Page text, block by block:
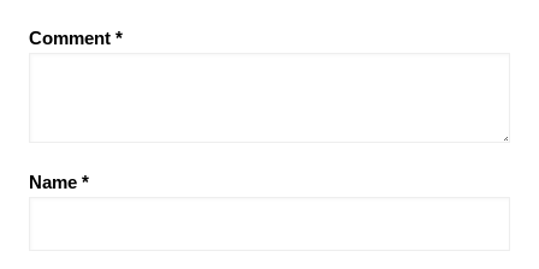
Comment *
Name *